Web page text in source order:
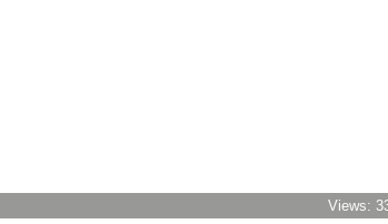
Views: